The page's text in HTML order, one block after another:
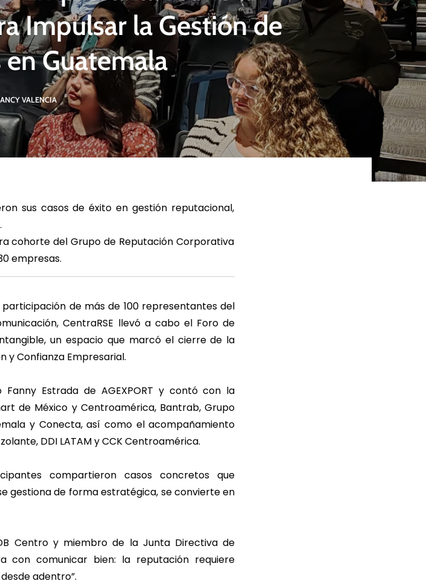
LEER MÁS LEER MÁS LEER MÁS
Impulsar la Gestión de
Guatemala
VALENCIA
sus casos de éxito en gestión reputacional,
cohorte del Grupo de Reputación Corporativa
empresas.
de más de 100 representantes del
CentraRSE llevó a cabo el Foro de
un espacio que marcó el cierre de la
y Confianza Empresarial.
Estrada de AGEXPORT y contó con la
de México y Centroamérica, Bantrab, Grupo
y Conecta, así como el acompañamiento
DDI LATAM y CCK Centroamérica.
compartieron casos concretos que
gestiona de forma estratégica, se convierte en
Centro y miembro de la Junta Directiva de
con comunicar bien: la reputación requiere
adentro”.